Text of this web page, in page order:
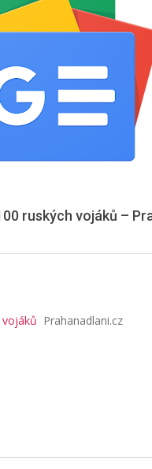
ruských vojáků –
vojáků Prahanadlani.cz